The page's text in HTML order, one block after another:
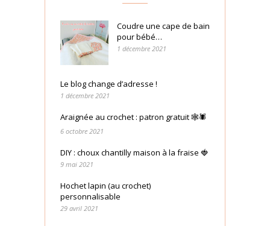
Coudre une cape de bain
pour bébé…
1 décembre 2021
Le blog change d’adresse !
1 décembre 2021
Araignée au crochet : patron gratuit 🕸🕷
6 octobre 2021
DIY : choux chantilly maison à la fraise 🍓
9 mai 2021
Hochet lapin (au crochet)
personnalisable
29 avril 2021